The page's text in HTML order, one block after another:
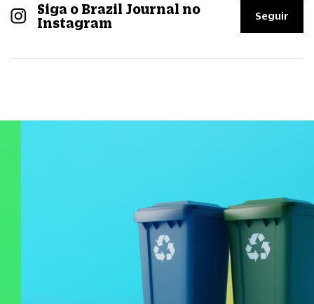
Siga o Brazil Journal no
Instagram
Seguir